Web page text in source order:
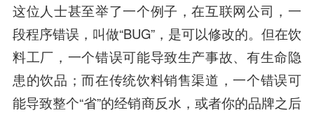
这位人士甚至举了一个例子，在互联网公司，一
段程序错误，叫做“BUG”，是可以修改的。但在饮
料工厂，一个错误可能导致生产事故、有生命隐
患的饮品；而在传统饮料销售渠道，一个错误可
能导致整个“省”的经销商反水，或者你的品牌之后